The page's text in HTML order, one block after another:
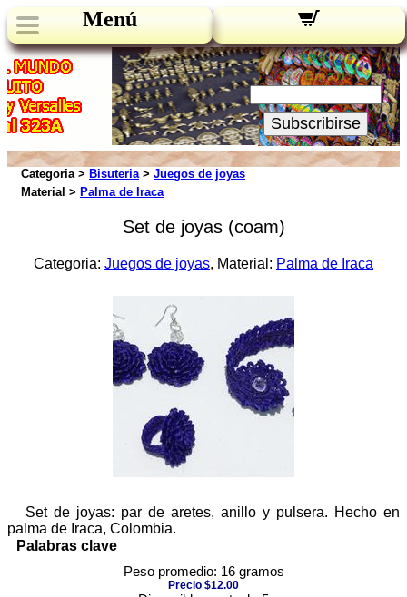
Menú
Novedades:
Su Email:
Subscribirse
Categoria > Bisuteria> Juegos de joyas
Material > Palma de Iraca
Set de joyas (coam)
Categoria: Juegos de joyas, Material: Palma de Iraca
Set de joyas: par de aretes, anillo y pulsera. Hecho en
palma de Iraca, Colombia.
Palabras clave
Peso promedio: 16 gramos
Precio $12.00